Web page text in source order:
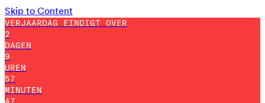
Skip to Content
VERJAARDAG EINDIGT OVER
2
DAGEN
9
UREN
57
MINUTEN